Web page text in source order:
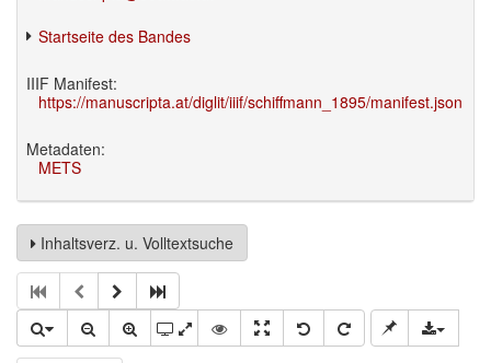
Startseite des Bandes
IIIF Manifest:
https://manuscripta.at/diglit/iiif/schiffmann_1895/manifest.json
Metadaten:
METS
Inhaltsverz. u. Volltextsuche